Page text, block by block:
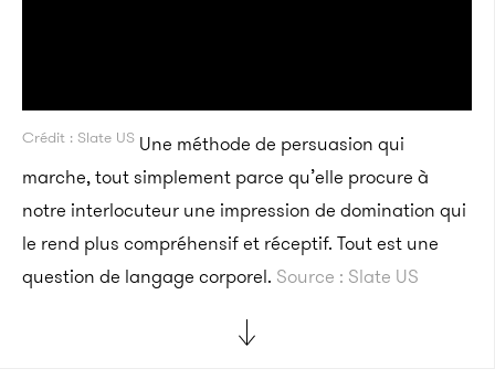
Crédit : Slate US Une méthode de persuasion qui
marche, tout simplement parce qu’elle procure à
notre interlocuteur une impression de domination qui
le rend plus compréhensif et réceptif. Tout est une
question de langage corporel. Source : Slate US